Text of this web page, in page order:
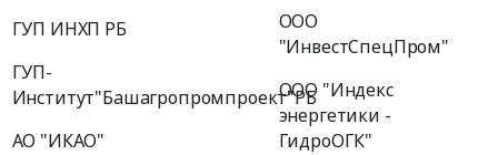
ГУП ИНХП РБ
ГУП-
Институт"Башагропромпроект"РБ
АО "ИКАО"
ООО
"ИнвестСпецПром"
ООО "Индекс
энергетики -
ГидроОГК"